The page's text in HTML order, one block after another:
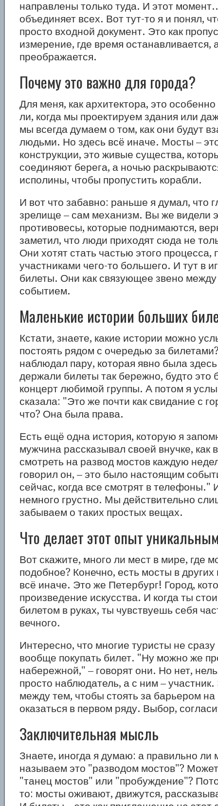
направлены только туда. И этот
объединяет всех. Вот тут-то я и понял,
просто входной документ. Это как
измерение, где время останавливается,
преображается.
Почему это важно для города?
Для меня, как архитектора, это
ли, когда мы проектируем здания или
мы всегда думаем о том, как они будут
людьми. Но здесь всё иначе. Мосты –
конструкции, это живые существа,
соединяют берега, а ночью
исполины, чтобы пропустить корабли.
И вот что забавно: раньше я думал, что
зрелище – сам механизм. Вы же видели
противовесы, которые поднимаются,
заметил, что люди приходят сюда не
Они хотят стать частью этого процесса,
участниками чего-то большего. И тут в
билеты. Они как связующее звено
событием.
Маленькие истории больших
Кстати, знаете, какие истории можно
постоять рядом с очередью за
наблюдал пару, которая явно была
держали билеты так бережно, будто это
концерт любимой группы. А потом я
сказала: "Это же почти как свидание с
что? Она была права.
Есть ещё одна история, которую я
мужчина рассказывал своей внучке, как
смотреть на развод мостов каждую
говорил он, – это было настоящим
сейчас, когда все смотрят в телефоны."
немного грустно. Мы действительно
забываем о таких простых вещах.
Что делает этот опыт
Вот скажите, много ли мест в мире, где
подобное? Конечно, есть мосты в других
всё иначе. Это же Петербург! Город,
произведение искусства. И когда ты
билетом в руках, ты чувствуешь себя
вечного.
Интересно, что многие туристы не
вообще покупать билет. "Ну можно же
набережной," – говорят они. Но нет,
просто наблюдатель, а с ним – участник.
между тем, чтобы стоять за барьером на
оказаться в первом ряду. Выбор,
Заключительная мысль
Знаете, иногда я думаю: а правильно
называем это "разводом мостов"?
"танец мостов" или "пробуждение"?
то: мосты оживают, движутся,